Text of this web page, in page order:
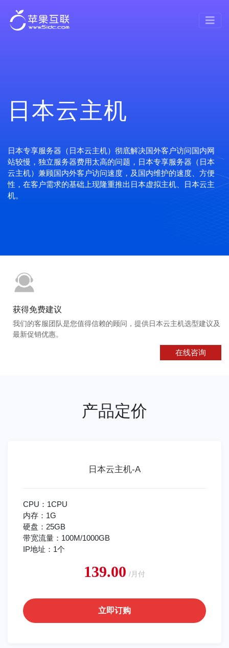
日本云主机
日本专享服务器（日本云主机）彻底解决国外客户访问国内网
站较慢，独立服务器费用太高的问题，日本专享服务器（日本
云主机）兼顾国内外客户访问速度，及国内维护的速度、方便
性，在客户需求的基础上现隆重推出日本虚拟主机、日本云主
机。
获得免费建议
我们的客服团队是您值得信赖的顾问，提供日本云主机选型建议及
最新促销优惠。
在线咨询
产品定价
日本云主机-A
CPU：1CPU
内存：1G
硬盘：25GB
带宽流量：100M/1000GB
IP地址：1个
139.00 /月付
立即订购